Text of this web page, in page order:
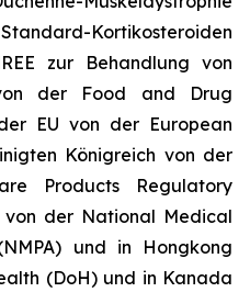
Kortikosteroiden
zur Behandlung von
der Food and Drug
EU von der European
Königreich von der
Products Regulatory
von der National Medical
und in Hongkong
(DoH) und in Kanada